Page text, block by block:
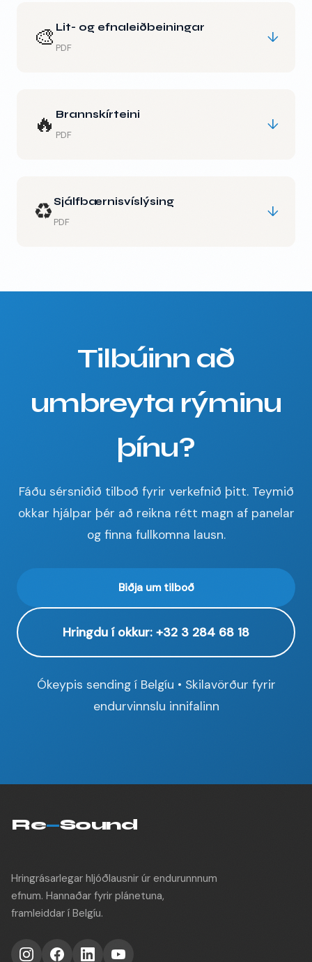
🎨 Lit- og efnaleiðbeiningar
PDF
↓
🔥 Brannskírteini
PDF
↓
♻️Sjálfbærnisvíslýsing
PDF
↓
Tilbúinn að
umbreyta rýminu
þínu?
Fáðu sérsniðið tilboð fyrir verkefnið þitt. Teymið
okkar hjálpar þér að reikna rétt magn af panelar
og finna fullkomna lausn.
Biðja um tilboð
Hringdu í okkur: +32 3 284 68 18
Ókeypis sending í Belgíu • Skilavörður fyrir
endurvinnslu innifalinn
Re—Sound
Hringrásarlegar hljóðlausnir úr endurunnnum
efnum. Hannaðar fyrir plánetuna,
framleiddar í Belgíu.